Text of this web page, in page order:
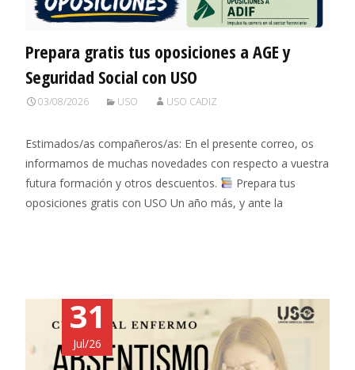
Prepara gratis tus oposiciones a AGE y
Seguridad Social con USO
03/08/2026 USO USO CADIZ
Estimados/as compañeros/as: En el presente correo, os
informamos de muchas novedades con respecto a vuestra
futura formación y otros descuentos.
Prepara tus
oposiciones gratis con USO Un año más, y ante la
31
Jul/26